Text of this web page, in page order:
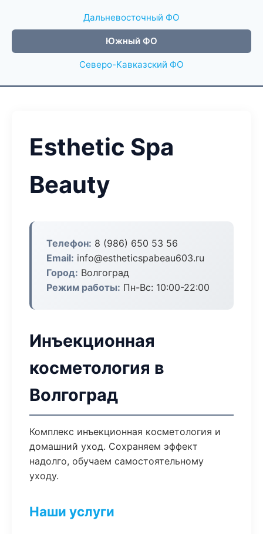
Дальневосточный ФО
Южный ФО
Северо-Кавказский ФО
Esthetic Spa
Beauty
Телефон: 8 (986) 650 53 56
Email: info@estheticspabeau603.ru
Город: Волгоград
Режим работы: Пн-Вс: 10:00-22:00
Инъекционная
косметология в
Волгоград
Комплекс инъекционная косметология и
домашний уход. Сохраняем эффект
надолго, обучаем самостоятельному
уходу.
Наши услуги